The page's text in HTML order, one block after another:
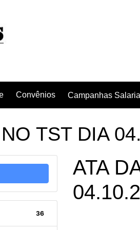
Convênios Campanhas
2016/2017
Campanha Salarial
Campanha Salarial
2018/2019
Campanha Salarial
TST DIA
36
ATA